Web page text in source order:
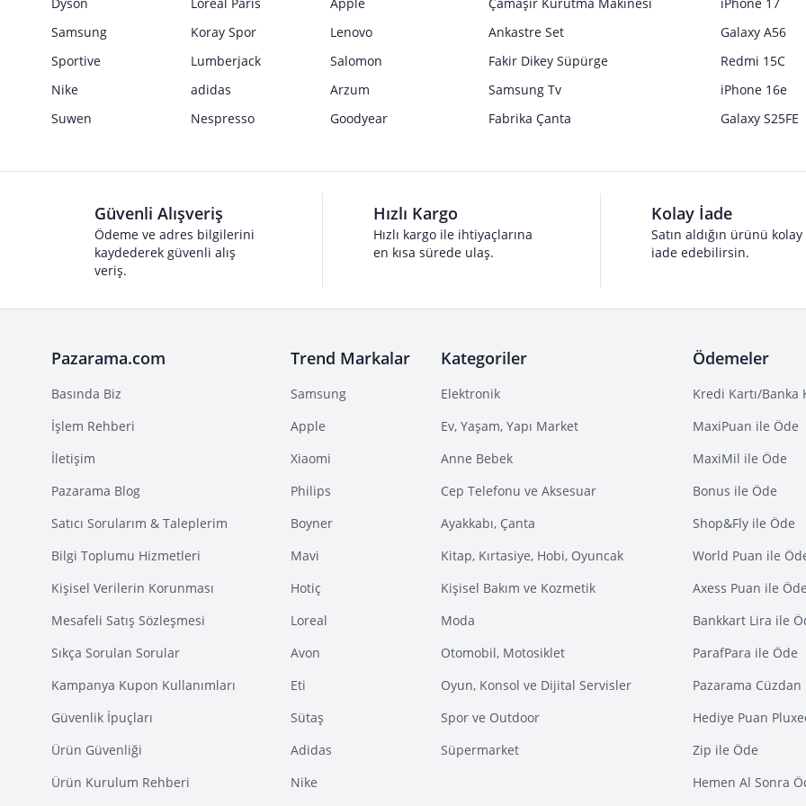
Samsung
Koray Spor
Lenovo
Sportive
Lumberjack
Salomon
Nike
adidas
Arzum
Suwen
Nespresso Goodyear
Ankastre Set
Fakir Dikey Süpürge
Samsung Tv
Fabrika Çanta
Galaxy A56
Redmi 15C
iPhone 16e
Galaxy S25FE
Güvenli Alışveriş
Ödeme ve adres bilgilerini
kaydederek güvenli alış
veriş.
Hızlı Kargo
Hızlı kargo ile ihtiyaçlarına
en kısa sürede ulaş.
Kolay İade
Satın aldığın ürünü kolay
iade edebilirsin.
Pazarama.com
Basında Biz
İşlem Rehberi
İletişim
Pazarama Blog
Satıcı Sorularım & Taleplerim
Bilgi Toplumu Hizmetleri
Kişisel Verilerin Korunması
Mesafeli Satış Sözleşmesi
Sıkça Sorulan Sorular
Kampanya Kupon Kullanımları
Güvenlik İpuçları
Ürün Güvenliği
Ürün Kurulum Rehberi
Trend Markalar
Samsung
Apple
Xiaomi
Philips
Boyner
Mavi
Hotiç
Loreal
Avon
Eti
Sütaş
Adidas
Nike
Kategoriler
Elektronik
Ev, Yaşam, Yapı Market
Anne Bebek
Cep Telefonu ve Aksesuar
Ayakkabı, Çanta
Kitap, Kırtasiye, Hobi, Oyuncak
Kişisel Bakım ve Kozmetik
Moda
Otomobil, Motosiklet
Oyun, Konsol ve Dijital Servisler
Spor ve Outdoor
Süpermarket
Ödemeler
Kredi Kartı/Banka
MaxiPuan ile Öde
MaxiMil ile Öde
Bonus ile Öde
Shop&Fly ile Öde
World Puan ile
Axess Puan ile
Bankkart Lira ile
ParafPara ile Öde
Pazarama
Hediye Puan
Zip ile Öde
Hemen Al Sonra